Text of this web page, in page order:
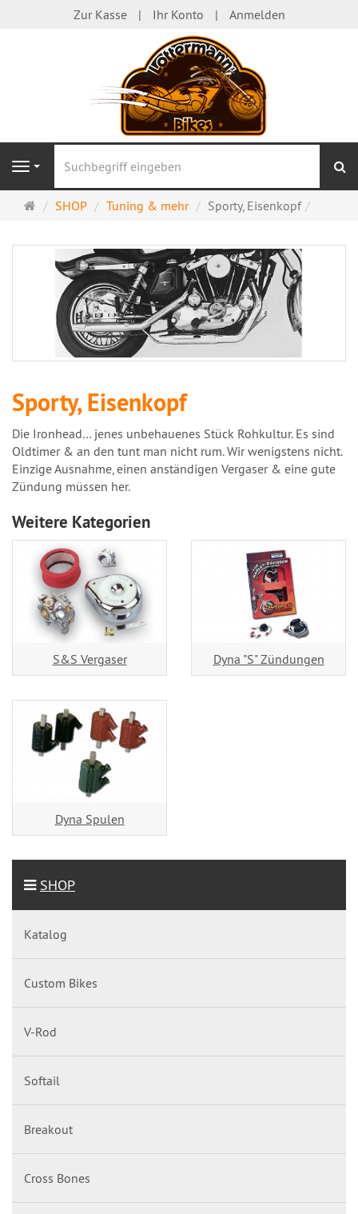
Zur Kasse Ihr Konto Anmelden
Navigation
Startseite
SHOP Tuning & mehr Sporty, Eisenkopf
Sporty, Eisenkopf
Die Ironhead… jenes unbehauenes Stück Rohkultur. Es sind
Oldtimer & an den tunt man nicht rum. Wir wenigstens nicht.
Einzige Ausnahme, einen anständigen Vergaser & eine gute
Zündung müssen her.
Weitere Kategorien
S&S Vergaser Dyna "S" Zündungen
Dyna Spulen
SHOP
Katalog
Custom Bikes
V-Rod
Softail
Breakout
Cross Bones